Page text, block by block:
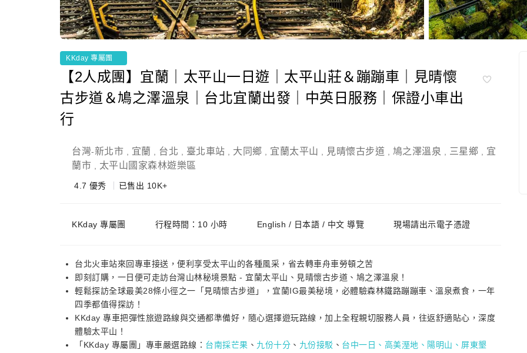
KKday 專屬團
【2人成團】宜蘭｜太平山一日遊｜太平山莊＆蹦蹦車｜見晴懷
古步道＆鳩之澤溫泉｜台北宜蘭出發｜中英日服務｜保證小車出
行
台灣-新北市 宜蘭 台北 臺北車站 大同鄉 宜蘭太平山 見晴懷古步道 鳩之澤溫泉 三星鄉
宜
蘭市
太平山國家森林遊樂區
4.7 優秀 已售出 10K+
KKday 專屬團 行程時間：10 小時 English / 日本語 / 中文 導覽 現場請出示電子憑證
台北火車站來回專車接送，便利享受太平山的各種風采，省去轉車舟車勞頓之苦
即刻訂購，一日便可走訪台灣山林秘境景點 - 宜蘭太平山、見晴懷古步道、鳩之澤溫泉！
輕鬆探訪全球最美28條小徑之一「見晴懷古步道」，宜蘭IG最美秘境，必體驗森林鐵路蹦蹦車、溫泉煮食，一年
四季都值得探訪！
KKday 專車把彈性旅遊路線與交通都準備好，隨心選擇遊玩路線，加上全程親切服務人員，往返舒適貼心，深度
體驗太平山！
「KKday 專屬團」專車嚴選路線： 台南採芒果 、 九份十分 、 九份接駁 、 台中一日、 高美溼地 、 陽明山、 屏東墾